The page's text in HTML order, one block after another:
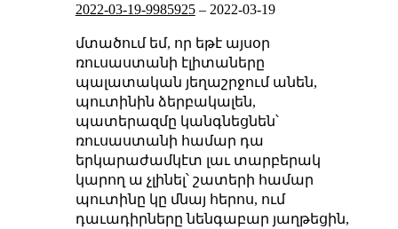
2022-03-19-9985925– 2022-03-19
մտածում եմ, որ եթէ այսօր
ռուսաստանի էլիտաները
պալատական յեղաշրջում անեն,
պուտինին ձերբակալեն,
պատերազմը կանգնեցնեն՝
ռուսաստանի համար դա
երկարաժամկէտ լաւ տարբերակ
կարող ա չլինել՝ շատերի համար
պուտինը կը մնայ հերոս, ում
դաւադիրները նենգաբար յաղթեցին,